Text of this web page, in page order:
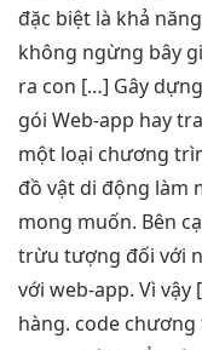
đặc biệt là khả
không ngừng bây
ra con […] Gây
gói Web-app hay
một loại chương
đồ vật di động làm
mong muốn. Bên
trừu tượng đối với
với web-app. Vì
hàng. code